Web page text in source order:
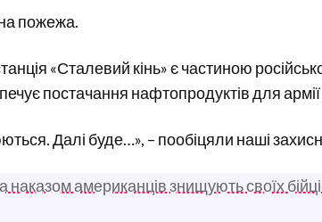
пожежа.
«Сталевий кінь» є частиною
постачання нафтопродуктів для
Далі буде…», – пообіцяли наші
наказом американців знищують своїх